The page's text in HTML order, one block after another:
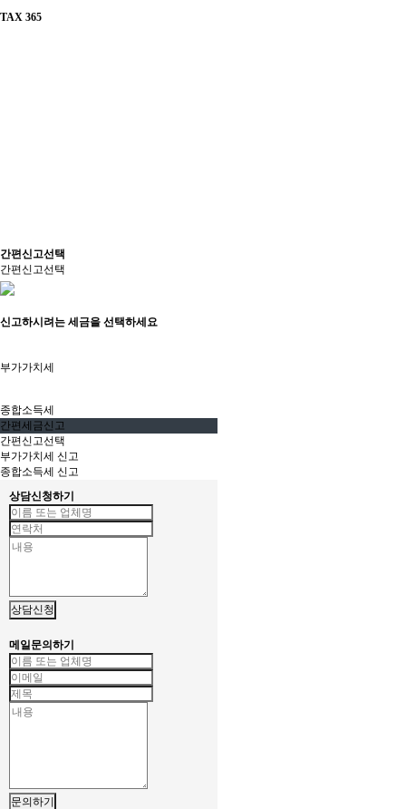
TAX 365
간편신고선택
간편신고선택
신고하시려는 세금을 선택하세요
부가가치세
종합소득세
간편세금신고
간편신고선택
부가가치세 신고
종합소득세 신고
상담신청하기
상담신청
메일문의하기
문의하기